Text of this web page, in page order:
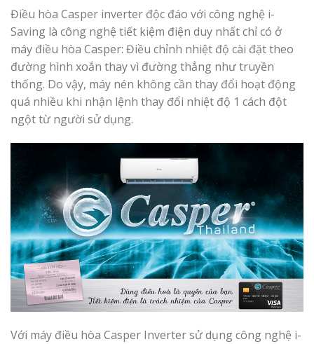
Điều hòa Casper inverter độc đáo với công nghệ i-
Saving là công nghệ tiết kiệm điện duy nhất chỉ có ở
máy điều hòa Casper: Điều chỉnh nhiệt độ cài đặt theo
đường hình xoắn thay vì đường thẳng như truyền
thống. Do vậy, máy nén không cần thay đổi hoạt động
quá nhiều khi nhận lệnh thay đổi nhiệt độ 1 cách đột
ngột từ người sử dụng.
Với máy điều hòa Casper Inverter sử dụng công nghệ i-